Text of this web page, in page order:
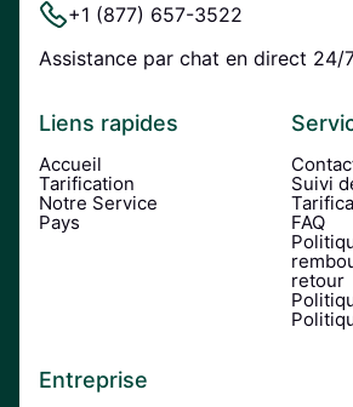
+1 (877) 657-3522
Assistance par chat en direct 24/
Liens rapides
Accueil
Tarification
Notre Service
Pays
Suivi
FAQ
retour
Entreprise